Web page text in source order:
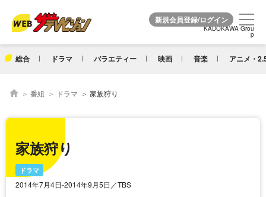
KADOKAWA Grou
p
総合 ドラマ バラエティー 映画 音楽 アニメ・
KADOKAWA Grou
p
番組 ドラマ 家族狩り
家族狩り
ドラマ
2014年7月4日-2014年9月5日／TBS